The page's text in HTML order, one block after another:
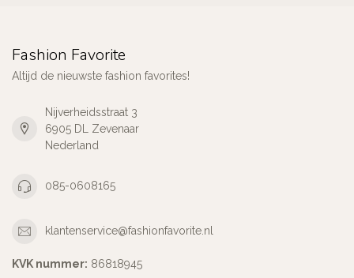
Fashion Favorite
Altijd de nieuwste fashion favorites!
Nijverheidsstraat 3
6905 DL Zevenaar
Nederland
085-0608165
klantenservice@fashionfavorite.nl
KVK nummer: 86818945